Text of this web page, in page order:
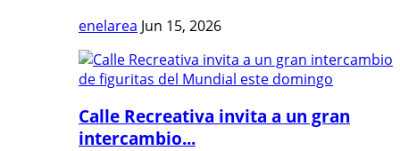
enelarea Jun 15, 2026
Calle Recreativa invita a un gran
intercambio...